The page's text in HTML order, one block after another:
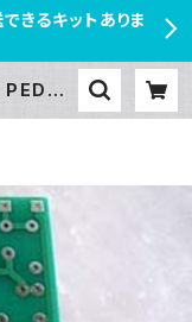
きるキットありま